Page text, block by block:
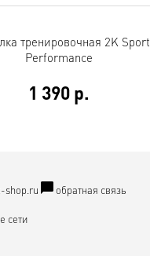
тренировочная 2K Sport
Performance
1 390 р.
shop.ru обратная связь
сети